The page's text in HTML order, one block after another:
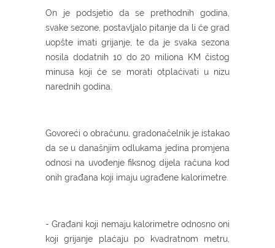
On je podsjetio da se prethodnih godina,
svake sezone, postavljalo pitanje da li će grad
uopšte imati grijanje, te da je svaka sezona
nosila dodatnih 10 do 20 miliona KM čistog
minusa koji će se morati otplaćivati u nizu
narednih godina.
Govoreći o obračunu, gradonačelnik je istakao
da se u današnjim odlukama jedina promjena
odnosi na uvođenje fiksnog dijela računa kod
onih građana koji imaju ugrađene kalorimetre.
- Građani koji nemaju kalorimetre odnosno oni
koji grijanje plaćaju po kvadratnom metru,